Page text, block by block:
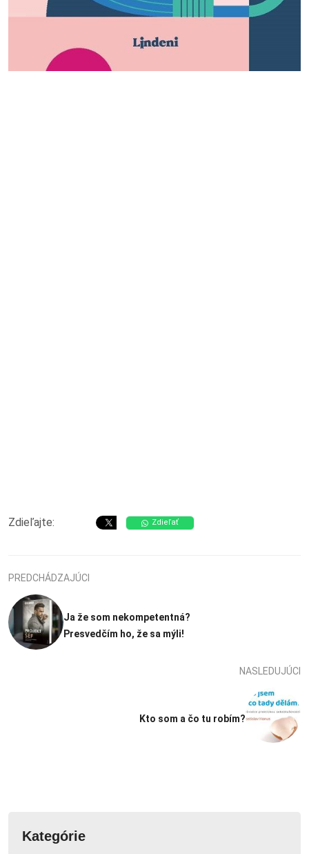
Zdieľajte: Zdieľať
PREDCHÁDZAJÚCI
Ja že som nekompetentná?
Presvedčím ho, že sa mýli!
NASLEDUJÚCI
Kto som a čo tu robím?
Kategórie